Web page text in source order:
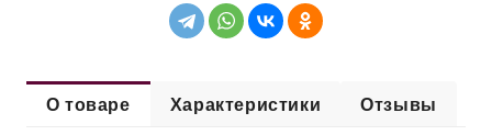
О товаре Характеристики Отзывы